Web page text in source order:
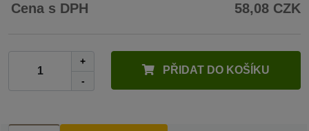
Cena s DPH 58,08 CZK
+
-
PŘIDAT DO KOŠÍKU